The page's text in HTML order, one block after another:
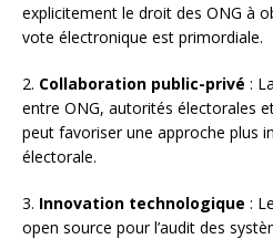
explicitement le droit des ONG à
vote électronique est primordiale.
2. Collaboration public-privé :
entre ONG, autorités électorales
peut favoriser une approche plus
électorale.
3. Innovation technologique :
open source pour l’audit des